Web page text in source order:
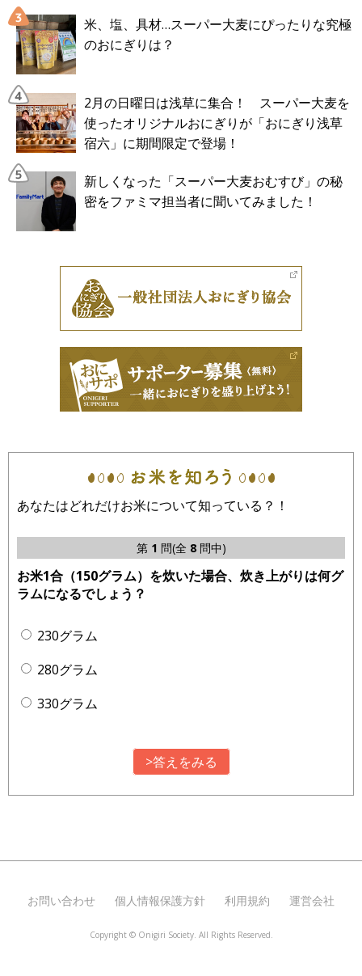
米、塩、具材…スーパー大麦にぴったりな究極
のおにぎりは？
2月の日曜日は浅草に集合！ スーパー大麦を
使ったオリジナルおにぎりが「おにぎり浅草
宿六」に期間限定で登場！
新しくなった「スーパー大麦おむすび」の秘
密をファミマ担当者に聞いてみました！
あなたはどれだけお米について知っている？！
第 1 問(全 8問中)
お米1合（150グラム）を炊いた場合、炊き上がりは何グ
ラムになるでしょう？
230グラム
280グラム
330グラム
>答えをみる
お問い合わせ 個人情報保護方針 利用規約 運営会社
Copyright © Onigiri Society. All Rights Reserved.